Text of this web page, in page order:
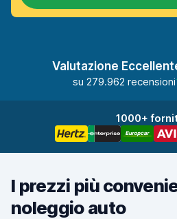
Valutazione
su 279.962 recensioni
1000+
I prezzi più
noleggio auto